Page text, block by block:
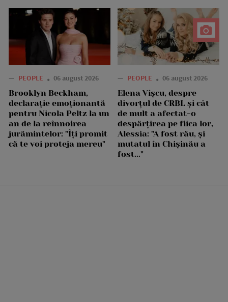
— PEOPLE 06 august 2026
Brooklyn Beckham,
declarație emoționantă
pentru Nicola Peltz la un
an de la reînnoirea
jurămintelor: "Îți promit
că te voi proteja mereu"
— PEOPLE 06 august 2026
Elena Vîșcu, despre
divorțul de CRBL și cât
de mult a afectat-o
despărțirea pe fiica lor,
Alessia: "A fost rău, și
mutatul în Chișinău a
fost..."